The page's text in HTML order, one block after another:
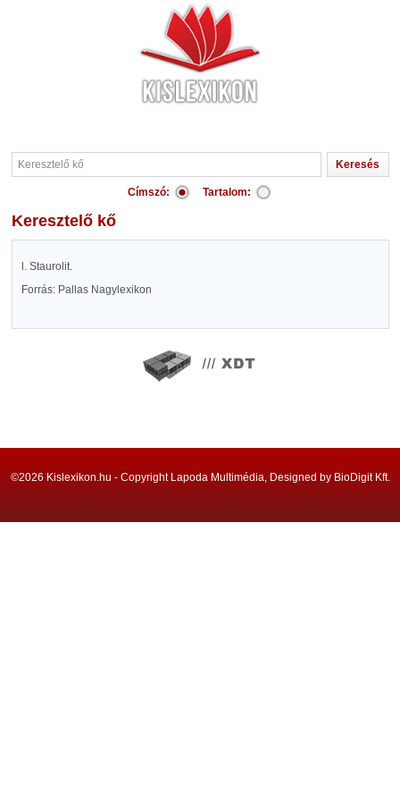
Címszó: Tartalom:
Keresztelő kő
l. Staurolit.
Forrás: Pallas Nagylexikon
©2026 Kislexikon.hu - Copyright Lapoda Multimédia, Designed by BioDigit Kft.